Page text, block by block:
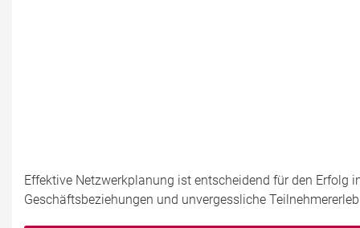
Effektive Netzwerkplanung ist entscheidend für den Erfolg
Geschäftsbeziehungen und unvergessliche